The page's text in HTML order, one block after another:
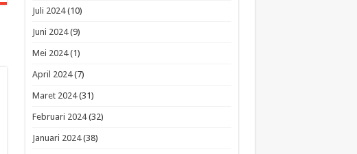
Juli 2024(10)
Juni 2024(9)
Mei 2024(1)
April 2024(7)
Maret 2024(31)
Februari 2024(32)
Januari 2024(38)